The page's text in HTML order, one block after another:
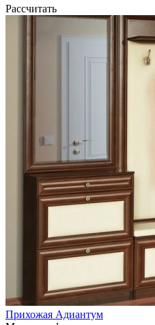
Рассчитать
Прихожая Адиантум